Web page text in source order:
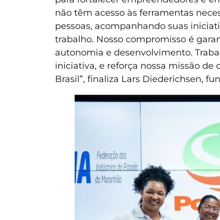
não têm acesso às ferramentas
pessoas, acompanhando suas
trabalho. Nosso compromisso é
autonomia e desenvolvimento.
iniciativa, e reforça nossa missão
Brasil”, finaliza Lars Diederichsen,